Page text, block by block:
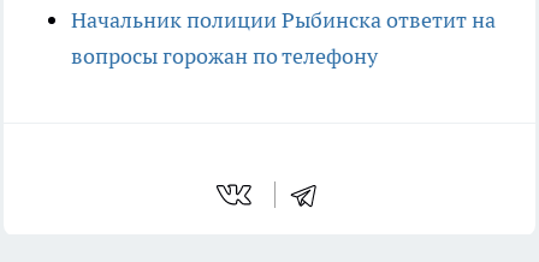
Начальник полиции Рыбинска ответит на
вопросы горожан по телефону